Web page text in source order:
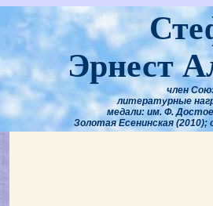
Эрнест
член
литературные
медали: им. Ф.
Золотая Есенинская (2010);